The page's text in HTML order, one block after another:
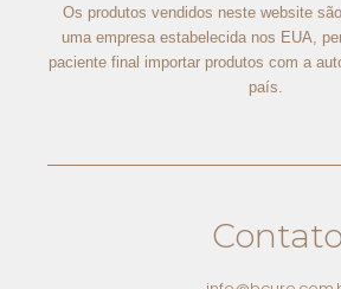
Os produtos vendidos neste website
uma empresa estabelecida nos EUA,
paciente final importar produtos com a
país.
Contato